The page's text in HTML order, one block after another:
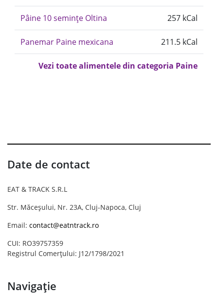
Pâine 10 semințe Oltina 257 kCal
Panemar Paine mexicana 211.5 kCal
Vezi toate alimentele din categoria Paine
Date de contact
EAT & TRACK S.R.L
Str. Măceșului, Nr. 23A, Cluj-Napoca, Cluj
Email: contact@eatntrack.ro
CUI: RO39757359
Registrul Comerțului: J12/1798/2021
Navigație